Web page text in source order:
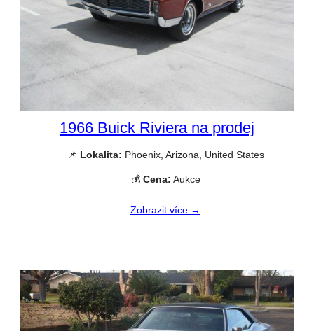
1966 Buick Riviera na prodej
📌 Lokalita: Phoenix, Arizona, United States
💰 Cena: Aukce
Zobrazit více →